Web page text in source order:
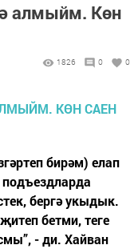
алмыйм. Көн
1826 0 0
бирәм) елап
бергә укыдык.
бетми, теге
- ди. Хайван